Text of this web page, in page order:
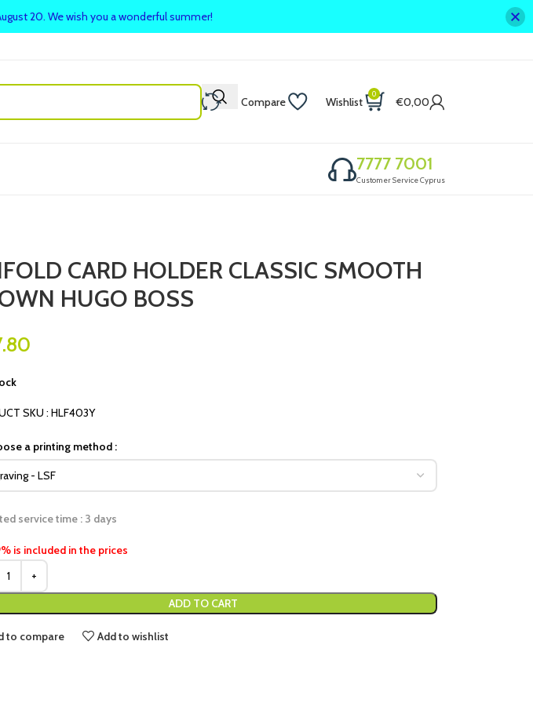
Compare Wishlist
0
€0,00
7777 7001
Customer Service Cyprus
CARD HOLDER CLASSIC SMOOTH
HUGO BOSS
SKU : HLF403Y
a printing method :
service time : 3 days
is included in the prices
ADD TO CART
to compare Add to wishlist
20. We wish you a wonderful summer!